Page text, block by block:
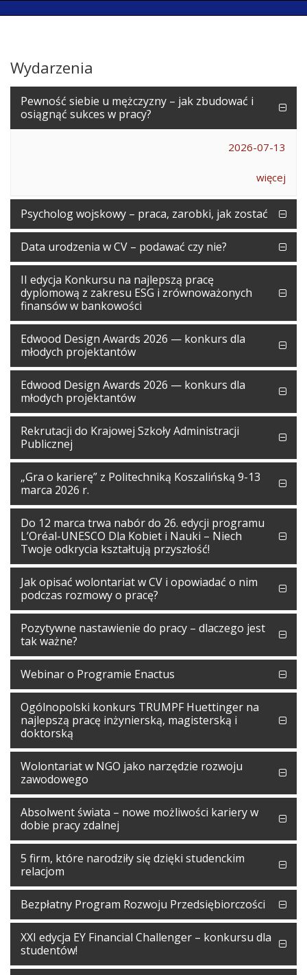
Wydarzenia
Pewność siebie u mężczyzny – jak zbudować i
osiągnąć sukces w pracy?
2026-07-13
więcej
Psycholog wojskowy – praca, zarobki, jak zostać
Data urodzenia w CV – podawać czy nie?
II edycja Konkursu na najlepszą pracę
dyplomową z zakresu ESG i zrównoważonych
finansów w bankowości
Edwood Design Awards 2026 — konkurs dla
młodych projektantów
Edwood Design Awards 2026 — konkurs dla
młodych projektantów
Rekrutacji do Krajowej Szkoły Administracji
Publicznej
„Gra o karierę” z Politechniką Koszalińską 9-13
marca 2026 r.
Do 12 marca trwa nabór do 26. edycji programu
L’Oréal-UNESCO Dla Kobiet i Nauki – Niech
Twoje odkrycia kształtują przyszłość!
Jak opisać wolontariat w CV i opowiadać o nim
podczas rozmowy o pracę?
Pozytywne nastawienie do pracy – dlaczego jest
tak ważne?
Webinar o Programie Enactus
Ogólnopolski konkurs TRUMPF Huettinger na
najlepszą pracę inżynierską, magisterską i
doktorską
Wolontariat w NGO jako narzędzie rozwoju
zawodowego
Absolwent świata – nowe możliwości kariery w
dobie pracy zdalnej
5 firm, które narodziły się dzięki studenckim
relacjom
Bezpłatny Program Rozwoju Przedsiębiorczości
XXI edycja EY Financial Challenger – konkursu dla
studentów!